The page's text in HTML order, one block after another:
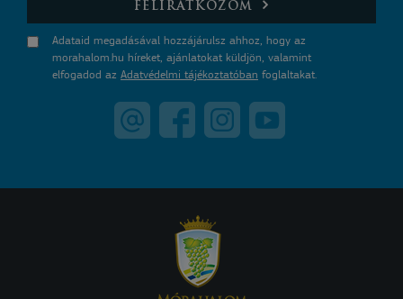
FELIRATKOZOM
Adataid megadásával hozzájárulsz ahhoz, hogy az
morahalom.hu híreket, ajánlatokat küldjön, valamint
elfogadod az Adatvédelmi tájékoztatóban foglaltakat.